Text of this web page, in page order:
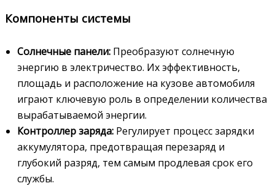
Компоненты системы
Солнечные панели: Преобразуют солнечную
энергию в электричество. Их эффективность,
площадь и расположение на кузове автомобиля
играют ключевую роль в определении количества
вырабатываемой энергии.
Контроллер заряда: Регулирует процесс зарядки
аккумулятора, предотвращая перезаряд и
глубокий разряд, тем самым продлевая срок его
службы.